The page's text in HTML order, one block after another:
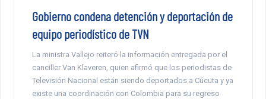
Gobierno condena detención y deportación de
equipo periodístico de TVN
La ministra Vallejo reiteró la información entregada por el
canciller Van Klaveren, quien afirmó que los periodistas de
Televisión Nacional están siendo deportados a Cúcuta y ya
existe una coordinación con Colombia para su regreso